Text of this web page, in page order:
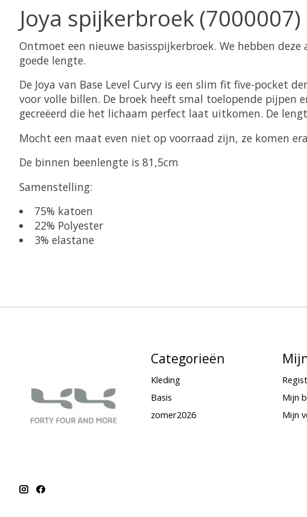
Joya spijkerbroek (7000007)
Ontmoet een nieuwe basisspijkerbroek. We hebben
goede lengte.
De Joya van Base Level Curvy is een slim fit five-pocket
voor volle billen. De broek heeft smal toelopende pijpen
gecreëerd die het lichaam perfect laat uitkomen. De
Mocht een maat even niet op voorraad zijn, ze komen
De binnen beenlengte is 81,5cm
Samenstelling:
75% katoen
22% Polyester
3% elastane
Categorieën
Kleding
Basis
zomer2026
Mijn
Mijn